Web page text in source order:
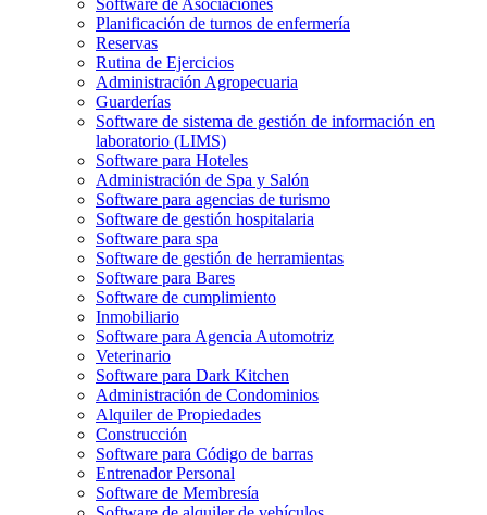
Software de Asociaciones
Planificación de turnos de enfermería
Reservas
Rutina de Ejercicios
Administración Agropecuaria
Guarderías
Software de sistema de gestión de información en
laboratorio (LIMS)
Software para Hoteles
Administración de Spa y Salón
Software para agencias de turismo
Software de gestión hospitalaria
Software para spa
Software de gestión de herramientas
Software para Bares
Software de cumplimiento
Inmobiliario
Software para Agencia Automotriz
Veterinario
Software para Dark Kitchen
Administración de Condominios
Alquiler de Propiedades
Construcción
Software para Código de barras
Entrenador Personal
Software de Membresía